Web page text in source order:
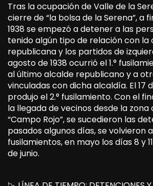
Tras la ocupación de Valle de la
cierre de “la bolsa de la Serena”, a
1938 se empezó a detener a las
tenido algún tipo de relación con la
republicana y los partidos de
agosto de 1938 ocurrió el 1.°
al último alcalde republicano y a
vinculadas con dicha alcaldía. El 17
produjo el 2.° fusilamiento. Con el
la llegada de vecinos desde la
“Campo Rojo”, se sucedieron las
pasados algunos días, se volvieron
fusilamientos, en mayo los días 8 y
de junio.